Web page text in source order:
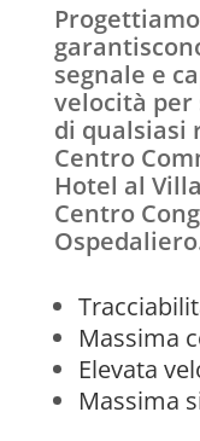
segnale e
velocità per
di qualsiasi
Centro
Hotel al
Centro
Massima
Elevata
Massima